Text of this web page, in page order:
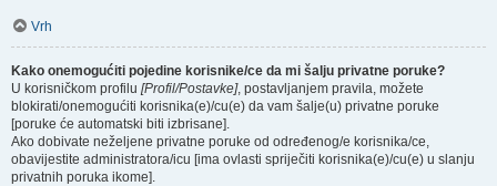
Vrh
Kako onemogućiti pojedine korisnike/ce da mi šalju privatne poruke?
U korisničkom profilu [Profil/Postavke], postavljanjem pravila, možete
blokirati/onemogućiti korisnika(e)/cu(e) da vam šalje(u) privatne poruke
[poruke će automatski biti izbrisane].
Ako dobivate neželjene privatne poruke od određenog/e korisnika/ce,
obavijestite administratora/icu [ima ovlasti spriječiti korisnika(e)/cu(e) u slanju
privatnih poruka ikome].